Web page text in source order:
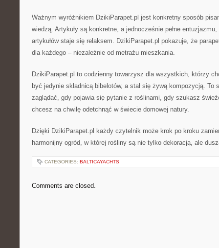
Ważnym wyróżnikiem DzikiParapet.pl jest konkretny sposób
wiedzą. Artykuły są konkretne, a jednocześnie pełne
artykułów staje się relaksem. DzikiParapet.pl pokazuje, że
dla każdego – niezależnie od metrażu mieszkania.
DzikiParapet.pl to codzienny towarzysz dla wszystkich, którzy
być jedynie składnicą bibelotów, a stał się żywą kompozycją. To
zaglądać, gdy pojawia się pytanie z roślinami, gdy szukasz
chcesz na chwilę odetchnąć w świecie domowej natury.
Dzięki DzikiParapet.pl każdy czytelnik może krok po kroku
harmonijny ogród, w której rośliny są nie tylko dekoracją, ale
CATEGORIES: BALTICAYACHTS
Comments are closed.